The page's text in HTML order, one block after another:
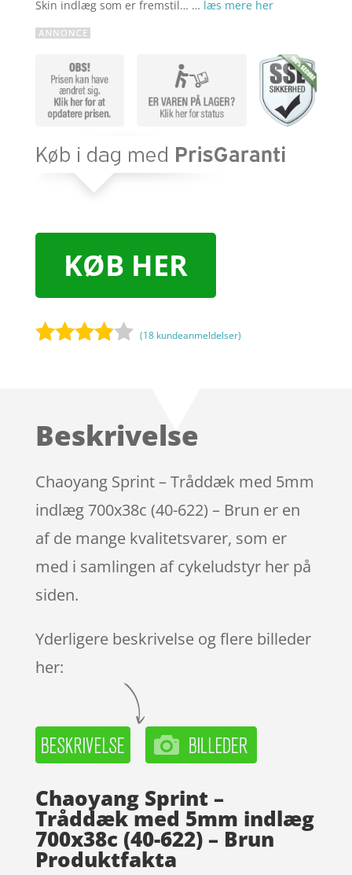
Skin indlæg som er fremstil… … læs mere her
KØB HER
på
ømmels
er
(18 kundeanmeldelser)
Beskrivelse
Chaoyang Sprint – Tråddæk med 5mm
indlæg 700x38c (40-622) – Brun er en
af de mange kvalitetsvarer, som er
med i samlingen af cykeludstyr her på
siden.
Yderligere beskrivelse og flere billeder
her:
Chaoyang Sprint –
Tråddæk med 5mm indlæg
700x38c (40-622) – Brun
Produktfakta